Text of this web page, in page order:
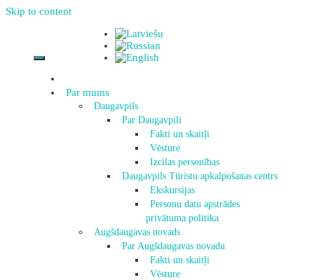
Skip to content
Par mums
Daugavpils
Par Daugavpili
Fakti un skaitļi
Vēsture
Izcilas personības
Daugavpils Tūristu apkalpošanas centrs
Ekskursijas
Personu datu apstrādes
privātuma politika
Augšdaugavas novads
Par Augšdaugavas novadu
Fakti un skaitļi
Vēsture